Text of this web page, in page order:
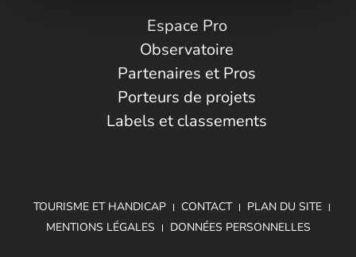
Espace Pro
Observatoire
Partenaires et Pros
Porteurs de projets
Labels et classements
TOURISME ET HANDICAP CONTACT
PLAN DU SITE
MENTIONS LÉGALES
DONNÉES PERSONNELLES